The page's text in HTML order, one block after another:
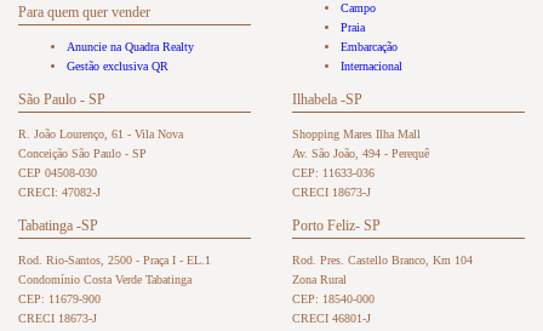
Para quem quer vender
Anuncie na Quadra Realty
Gestão exclusiva QR
Campo
Praia
Embarcação
Internacional
São Paulo - SP
R. João Lourenço, 61 - Vila Nova
Conceição São Paulo - SP
CEP 04508-030
CRECI: 47082-J
Tabatinga -SP
Rod. Rio-Santos, 2500 - Praça I - EL.1
Condomínio Costa Verde Tabatinga
CEP: 11679-900
CRECI 18673-J
Ilhabela -SP
Shopping Mares Ilha Mall
Av. São João, 494 - Perequê
CEP: 11633-036
CRECI 18673-J
Porto Feliz- SP
Rod. Pres. Castello Branco, Km 104
Zona Rural
CEP: 18540-000
CRECI 46801-J